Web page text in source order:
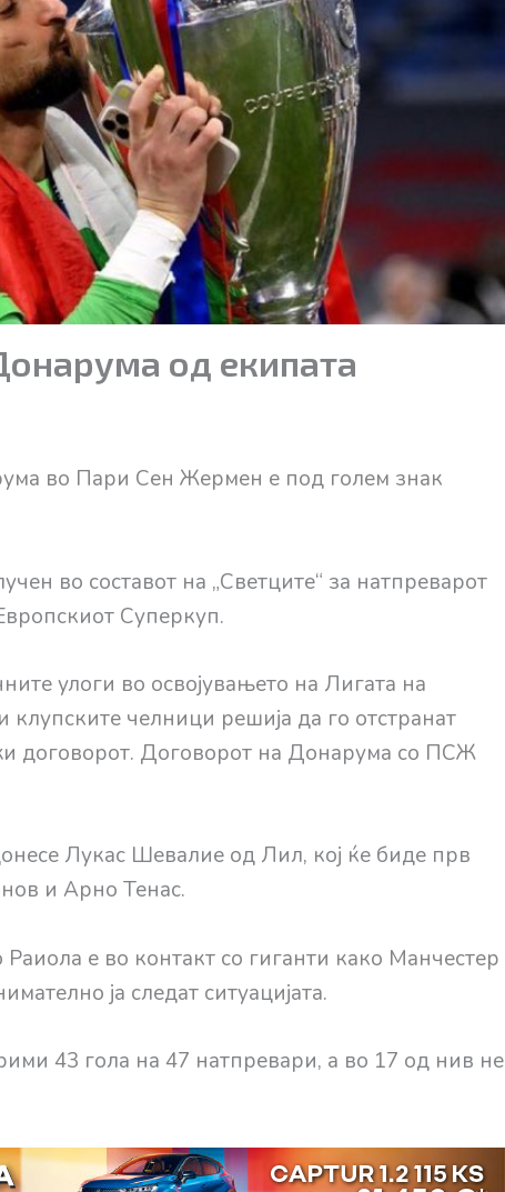
од екипата
во Пари Сен Жермен е под голем знак
во составот на „Светците“ за натпреварот
Суперкуп.
улоги во освојувањето на Лигата на
челници решија да го отстранат
договорот. Договорот на Донарума со ПСЖ
Лукас Шевалие од Лил, кој ќе биде прв
и Арно Тенас.
е во контакт со гиганти како Манчестер
ја следат ситуацијата.
43 гола на 47 натпревари, а во 17 од нив не